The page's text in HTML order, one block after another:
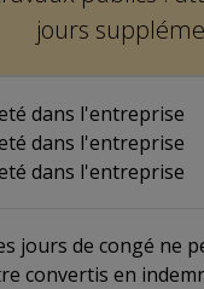
jours
dans l'entreprise
dans l'entreprise
dans l'entreprise
jours de congé ne
convertis en